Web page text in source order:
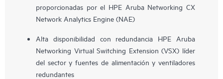
proporcionadas por el HPE Aruba Networking CX
Network Analytics Engine (NAE)
Alta disponibilidad con redundancia HPE Aruba
Networking Virtual Switching Extension (VSX) líder
del sector y fuentes de alimentación y ventiladores
redundantes